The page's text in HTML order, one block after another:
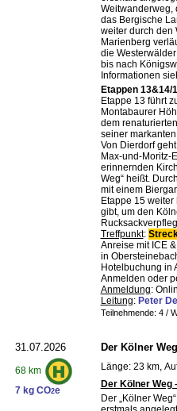
Weitwanderweg,
das Bergische
weiter durch den
Marienberg
die
bis nach
Informationen
Etappen
Etappe 13 führt
Montabaurer
dem
seiner
Von Dierdorf
Max-und-Moritz-
erinnernden
Weg“ heißt.
mit einem
Etappe 15
gibt, um den
Treffpunkt:
Anreise mit ICE
in
Hotelbuchung in
Anmelden oder
Anmeldung:
Leitung: Peter
Teilnehmende: 4 /
31.07.2026
68 km
7 kg CO2e
Der Kölner
Länge: 23 km,
Der Kölner Weg
Der „Kölner